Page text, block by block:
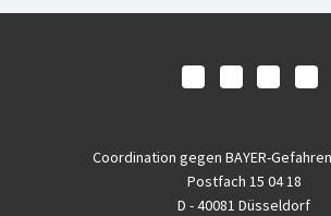
Coordination gegen BAYER-Gefahren
Postfach 15 04 18
D - 40081 Düsseldorf